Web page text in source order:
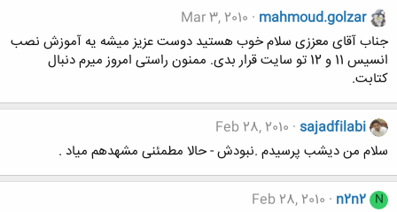
mahmoud.golzar
Mar 3, 2010
جناب آقای معززی سلام خوب هستید دوست عزیز میشه یه آموزش نصب
انسیس 11 و 12 تو سایت قرار بدی. ممنون راستی امروز میرم دنبال
کتابت.
sajadfilabi
Feb 28, 2010
سلام من دیشب پرسیدم .نبودش - حالا مطمئنی مشهدهم میاد .
N
n2n2
Feb 28, 2010